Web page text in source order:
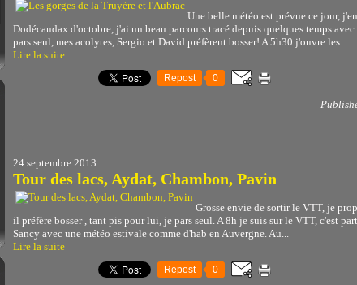
Une belle météo est prévue ce jour,
Dodécaudax d'octobre, j'ai un beau parcours tracé depuis quelques temps
pars seul, mes acolytes, Sergio et David préfèrent bosser! A 5h30 j'ouvre les...
Lire la suite
Repost 0
24 septembre 2013
Tour des lacs, Aydat, Chambon, Pavin
Grosse envie de sortir le VTT, je
il préfère bosser , tant pis pour lui, je pars seul. A 8h je suis sur le VTT, c'est
Sancy avec une météo estivale comme d'hab en Auvergne. Au...
Lire la suite
Repost 0